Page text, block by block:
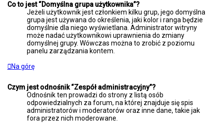
Co to jest “Domyślna grupa użytkownika”?
Jeżeli użytkownik jest członkiem kilku grup, jego domyślna
grupa jest używana do określenia, jaki kolor i ranga będzie
domyślnie dla niego wyświetlana. Administrator witryny
może nadać użytkownikowi uprawnienia do zmiany
domyślnej grupy. Wówczas można to zrobić z poziomu
panelu zarządzania kontem.
Na górę
Czym jest odnośnik “Zespół administracyjny”?
Odnośnik ten prowadzi do strony z listą osób
odpowiedzialnych za forum, na której znajduje się spis
administratorów i moderatorów oraz inne dane, takie jak
fora przez nich moderowane.